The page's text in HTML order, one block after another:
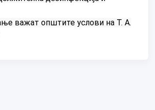
важат општите услови на Т. А.